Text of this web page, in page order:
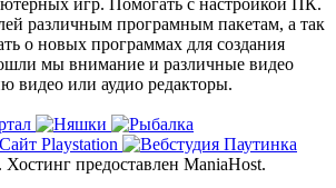
различным програмным пакетам, а так
о новых программах для создания
мы внимание и различные видео
видео или аудио редакторы.
предоставлен ManiaHost.